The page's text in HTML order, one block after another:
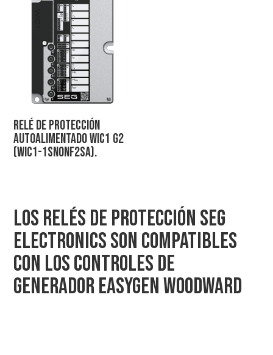
Relé de protección
autoalimentado WIC1 g2
(WIC1-1SN0NF2SA).
Los relés de protección seg
electronics son compatibles
con los controles de
generadoreasYgenWoodward